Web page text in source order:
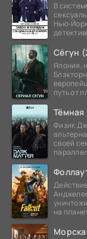
В
Нью-
Сёгун
Япония,
путь от
Тёмная
Физик
своей
на